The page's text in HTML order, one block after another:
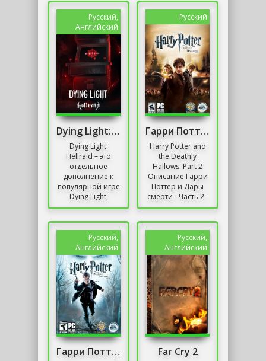
многие годы,
вызывая...
Вернувшись в
Хогвартс, наш
герой...
Русский,
Английский
Dying Light: Hellraid
Dying Light:
Hellraid – это
отдельное
дополнение к
популярной игре
Dying Light,
которое
средневековый
мир с примесью
фэнтези....
Русский
Гарри Поттер и Дары Смерти: Часть 2
Harry Potter and
the Deathly
Hallows: Part 2
Описание Гарри
Поттер и Дары
смерти - Часть 2 -
это второй
приключений
знаменитого...
Русский,
Английский
Гарри Поттер и Дары Смерти: Часть 1
Русский,
Английский
Far Cry 2